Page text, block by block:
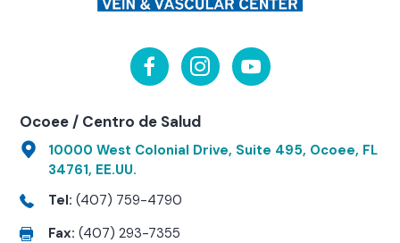
Ocoee / Centro de Salud
10000 West Colonial Drive, Suite 495, Ocoee, FL
34761, EE.UU.
Tel: (407) 759-4790
Fax: (407) 293-7355